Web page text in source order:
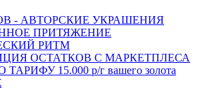
- АВТОРСКИЕ УКРАШЕНИЯ
ПРИТЯЖЕНИЕ
РИТМ
ОСТАТКОВ С МАРКЕТПЛЕСА
15.000 р/г вашего золота